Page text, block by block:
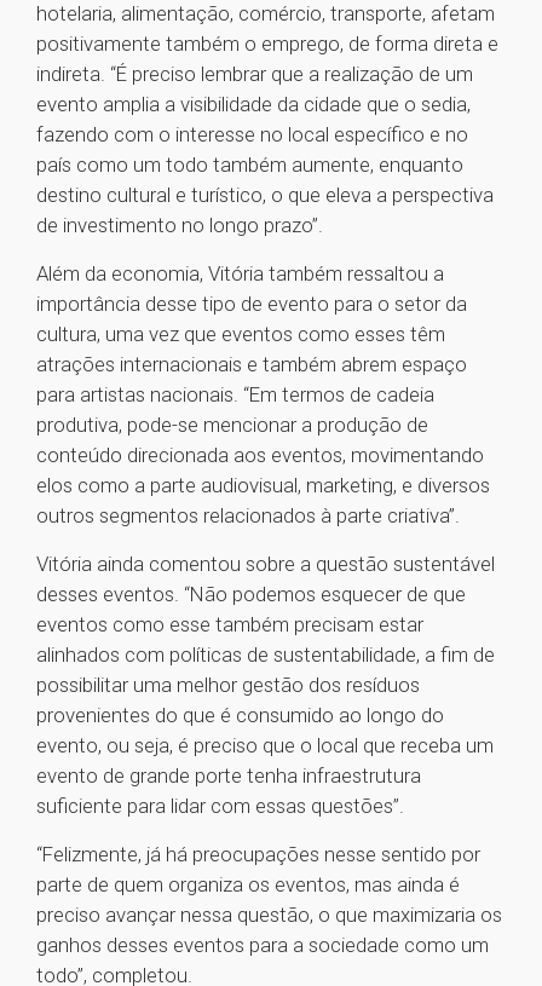
hotelaria, alimentação, comércio, transporte, afetam
positivamente também o emprego, de forma direta e
indireta. “É preciso lembrar que a realização de um
evento amplia a visibilidade da cidade que o sedia,
fazendo com o interesse no local específico e no
país como um todo também aumente, enquanto
destino cultural e turístico, o que eleva a perspectiva
de investimento no longo prazo”.
Além da economia, Vitória também ressaltou a
importância desse tipo de evento para o setor da
cultura, uma vez que eventos como esses têm
atrações internacionais e também abrem espaço
para artistas nacionais. “Em termos de cadeia
produtiva, pode-se mencionar a produção de
conteúdo direcionada aos eventos, movimentando
elos como a parte audiovisual, marketing, e diversos
outros segmentos relacionados à parte criativa”.
Vitória ainda comentou sobre a questão sustentável
desses eventos. “Não podemos esquecer de que
eventos como esse também precisam estar
alinhados com políticas de sustentabilidade, a fim de
possibilitar uma melhor gestão dos resíduos
provenientes do que é consumido ao longo do
evento, ou seja, é preciso que o local que receba um
evento de grande porte tenha infraestrutura
suficiente para lidar com essas questões”.
“Felizmente, já há preocupações nesse sentido por
parte de quem organiza os eventos, mas ainda é
preciso avançar nessa questão, o que maximizaria os
ganhos desses eventos para a sociedade como um
todo”, completou.